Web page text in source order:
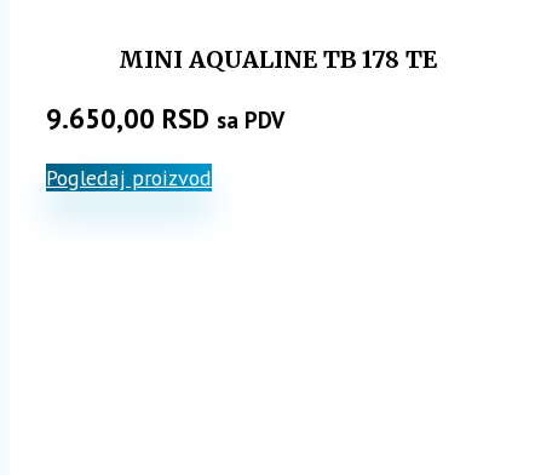
MINI AQUALINE TB 178 TE
9.650,00 RSD sa PDV
Pogledaj proizvod